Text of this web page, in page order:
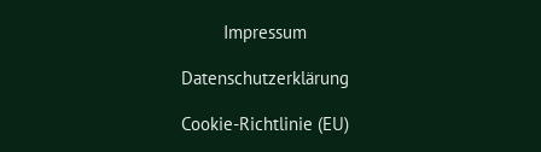
Impressum
Datenschutzerklärung
Cookie-Richtlinie (EU)